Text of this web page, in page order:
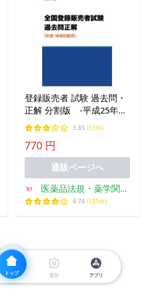
登録販売者 試験 過去問・
正解 分割版 -平成25年以
降分、地域別-
3.85 (33件)
770 円
通販ページへ
医薬品法規・薬学関係
書籍のドーモ
4.74 (105件)
トップ 履歴 アプリ